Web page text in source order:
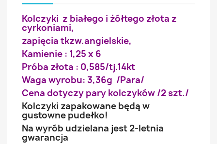
Kolczyki z białego i żółtego złota z
cyrkoniami,
zapięcia tkzw.angielskie,
Kamienie : 1,25 x 6
Próba złota : 0,585/tj.14kt
Waga wyrobu: 3,36g /Para/
Cena dotyczy pary kolczyków /2 szt./
Kolczyki zapakowane będą w
gustowne pudełko!
Na wyrób udzielana jest 2-letnia
gwarancja